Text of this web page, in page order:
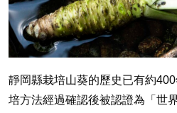
靜岡縣栽培山葵的歷史已有約
培方法經過確認後被認證為「世